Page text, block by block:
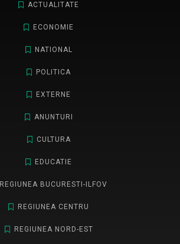
ACTUALITATE
ECONOMIE
NATIONAL
POLITICA
EXTERNE
ANUNTURI
CULTURA
EDUCATIE
REGIUNEA BUCURESTI-ILFOV
REGIUNEA CENTRU
REGIUNEA NORD-EST